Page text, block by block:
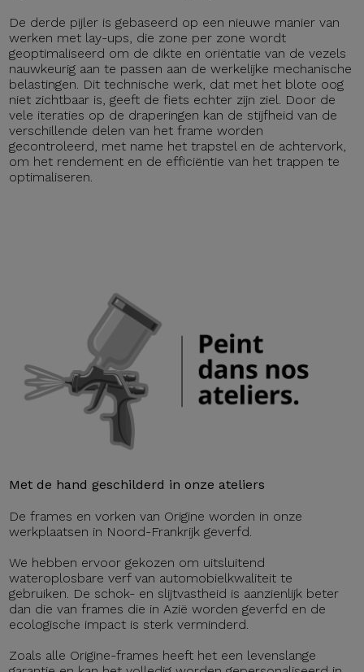
De derde pijler is gebaseerd op een nieuwe manier van
werken met lay-ups, die zone per zone wordt
geoptimaliseerd om de dikte en oriëntatie van de vezels
nauwkeurig aan te passen aan de werkelijke mechanische
belastingen. Dit technische werk, dat met het blote oog
niet zichtbaar is, geeft de fiets echter zijn ziel. Door de
vele iteraties op de draperingen kan de stijfheid van de
verschillende delen van het frame worden
gecontroleerd, met name het trapstel en de achtervork,
om het rendement en de efficiëntie van het trappen te
optimaliseren.
Met de hand geschilderd in onze ateliers
De frames en vorken van Origine worden in onze
werkplaatsen in Noord-Frankrijk geverfd.
We hebben ervoor gekozen om uitsluitend
wateroplosbare verf van automobielkwaliteit te
gebruiken. De schok- en slijtvastheid is aanzienlijk beter
dan die van frames die in Azië worden geverfd en de
ecologische impact is sterk verminderd.
Zoals alle Origine-frames heeft het een levenslange